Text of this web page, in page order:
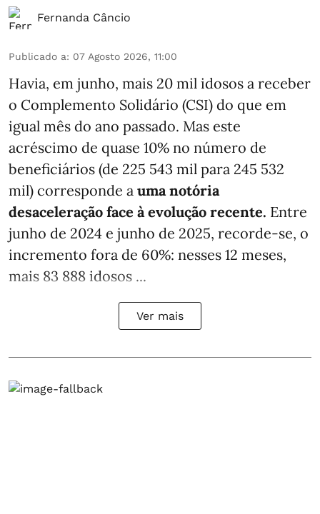
Fernanda Câncio
Publicado a: 07 Agosto 2026, 11:00
Havia, em junho, mais 20 mil idosos a receber
o Complemento Solidário (CSI) do que em
igual mês do ano passado. Mas este
acréscimo de quase 10% no número de
beneficiários (de 225 543 mil para 245 532
mil) corresponde a uma notória
desaceleração face à evolução recente. Entre
junho de 2024 e junho de 2025, recorde-se, o
incremento fora de 60%: nesses 12 meses,
mais 83 888 idosos ...
Ver mais